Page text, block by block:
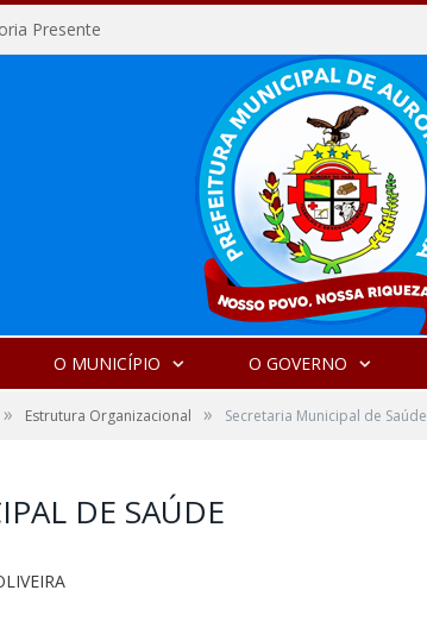
Presente
O MUNICÍPIO O GOVERNO
» Estrutura Organizacional » Secretaria Municipal de Saúde
DE SAÚDE